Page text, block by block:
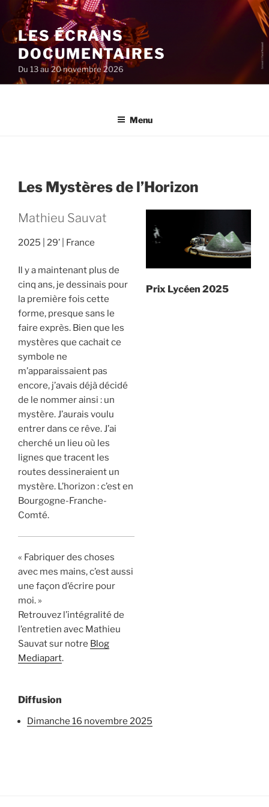
au
contenu
principal
LES ÉCRANS
DOCUMENTAIRES
Du 13 au 20 novembre 2026
Menu
Les Mystères de l’Horizon
Mathieu Sauvat
2025 29’ France
Il y a maintenant plus de
cinq ans, je dessinais pour
la première fois cette
forme, presque sans le
faire exprès. Bien que les
mystères que cachait ce
symbole ne
m’apparaissaient pas
encore, j’avais déjà décidé
de le nommer ainsi : un
mystère. J’aurais voulu
entrer dans ce rêve. J’ai
cherché un lieu où les
lignes que tracent les
routes dessineraient un
mystère. L’horizon : c’est en
Bourgogne-Franche-
Comté.
« Fabriquer des choses
avec mes mains, c’est aussi
une façon d’écrire pour
moi. »
Retrouvez l’intégralité de
l’entretien avec Mathieu
Sauvat sur notre Blog
Mediapart.
Prix Lycéen 2025
Diffusion
dimanche 16 novembre 2025